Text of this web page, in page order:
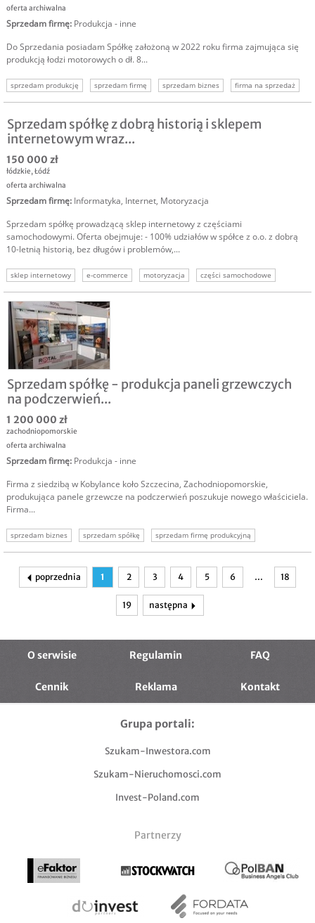
oferta archiwalna
Sprzedam firmę: Produkcja - inne
Do Sprzedania posiadam Spółkę założoną w 2022 roku firma zajmująca się
produkcją łodzi motorowych o dł. 8...
sprzedam produkcję sprzedam firmę sprzedam biznes firma na sprzedaż
Sprzedam spółkę z dobrą historią i sklepem
internetowym wraz...
150 000 zł
łódzkie,Łódź
oferta archiwalna
Sprzedam firmę: Informatyka, Internet, Motoryzacja
Sprzedam spółkę prowadzącą sklep internetowy z częściami
samochodowymi. Oferta obejmuje: - 100% udziałów w spółce z o.o. z dobrą
10-letnią historią, bez długów i problemów,...
sklep internetowy e-commerce motoryzacja części samochodowe
Sprzedam spółkę - produkcja paneli grzewczych
na podczerwień...
1 200 000 zł
zachodniopomorskie
oferta archiwalna
Sprzedam firmę: Produkcja - inne
Firma z siedzibą w Kobylance koło Szczecina, Zachodniopomorskie,
produkująca panele grzewcze na podczerwień poszukuje nowego właściciela.
Firma...
sprzedam biznes sprzedam spółkę
sprzedam firmę produkcyjną
szukam inwestora
sprzedam komercyjną
nieruchomość komercyjna
sprzedam biznes produkcja
poprzednia 1 2 3 4 5 6 … 18
19 następna
O serwisie Regulamin FAQ
Cennik Reklama Kontakt
Grupa portali:
Szukam-Inwestora.com
Szukam-Nieruchomosci.com
Invest-Poland.com
Partnerzy